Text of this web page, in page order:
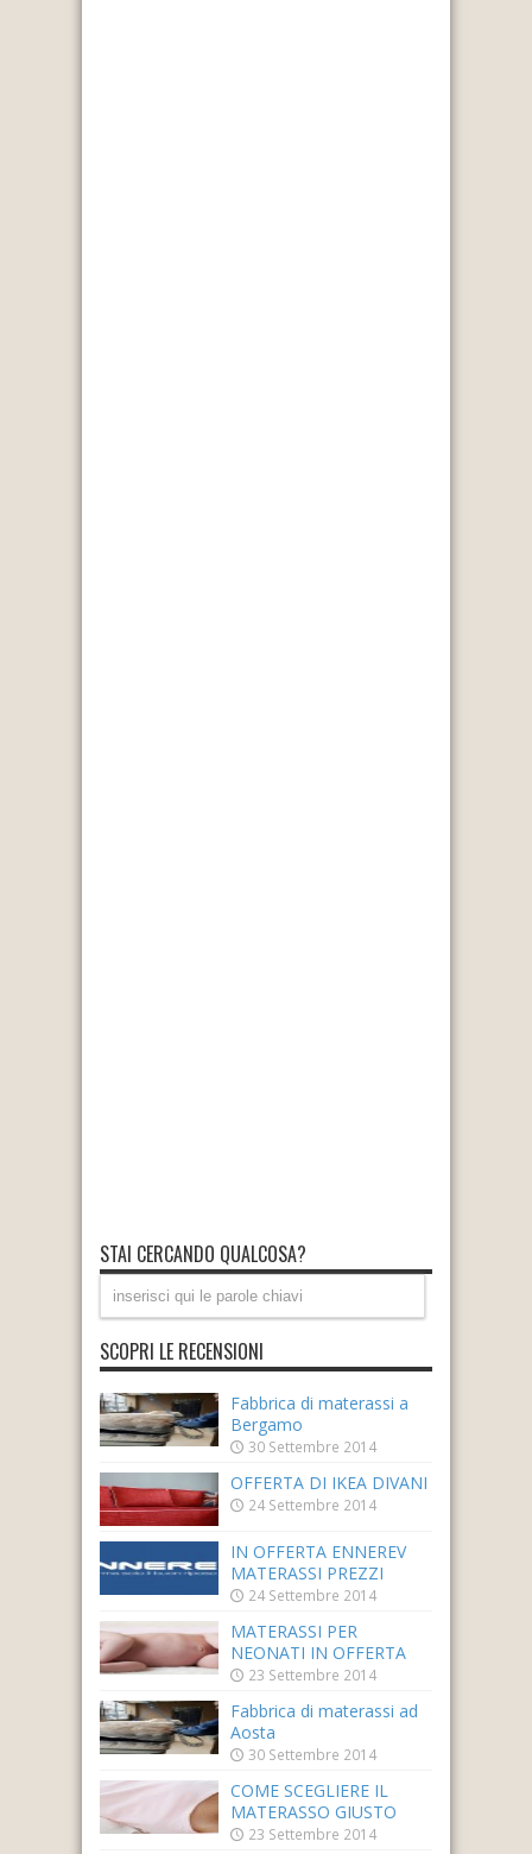
STAI CERCANDO QUALCOSA?
SCOPRI LE RECENSIONI
Fabbrica di materassi a
Bergamo
30 Settembre 2014
OFFERTA DI IKEA DIVANI
24 Settembre 2014
IN OFFERTA ENNEREV
MATERASSI PREZZI
24 Settembre 2014
MATERASSI PER
NEONATI IN OFFERTA
23 Settembre 2014
Fabbrica di materassi ad
Aosta
30 Settembre 2014
COME SCEGLIERE IL
MATERASSO GIUSTO
23 Settembre 2014